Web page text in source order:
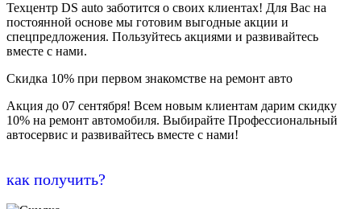
Техцентр DS auto заботится о своих клиентах! Для Вас на
постоянной основе мы готовим выгодные акции и
спецпредложения. Пользуйтесь акциями и развивайтесь
вместе с нами.
Скидка 10% при первом знакомстве на ремонт авто
Акция до 07 сентября! Всем новым клиентам дарим скидку
10% на ремонт автомобиля. Выбирайте Профессиональный
автосервис и развивайтесь вместе с нами!
как получить?